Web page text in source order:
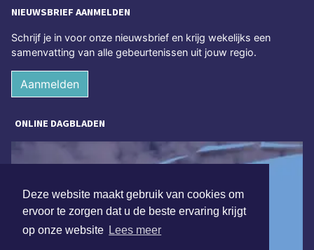
Deze website maakt gebruik van cookies om
ervoor te zorgen dat u de beste ervaring krijgt
op onze website Lees meer
NIEUWSBRIEF AANMELDEN
Schrijf je in voor onze nieuwsbrief en krijg wekelijks een
samenvatting van alle gebeurtenissen uit jouw regio.
Aanmelden
ONLINE DAGBLADEN